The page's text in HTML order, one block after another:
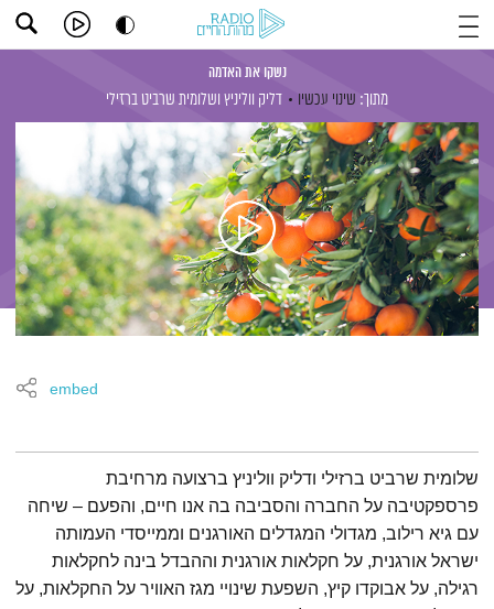
נשקו את האדמה
מתוך: שינוי עכשיו דליק ווליניץ ושלומית שרביט ברזילי
embed
תמצית הפודקאסט
שלומית שרביט ברזילי ודליק ווליניץ ברצועה מרחיבת
פרספקטיבה על החברה והסביבה בה אנו חיים, והפעם – שיחה
עם גיא רילוב, מגדולי המגדלים האורגנים וממייסדי העמותה
ישראל אורגנית, על חקלאות אורגנית וההבדל בינה לחקלאות
רגילה, על אבוקדו קיץ, השפעת שינויי מגז האוויר על החקלאות, על